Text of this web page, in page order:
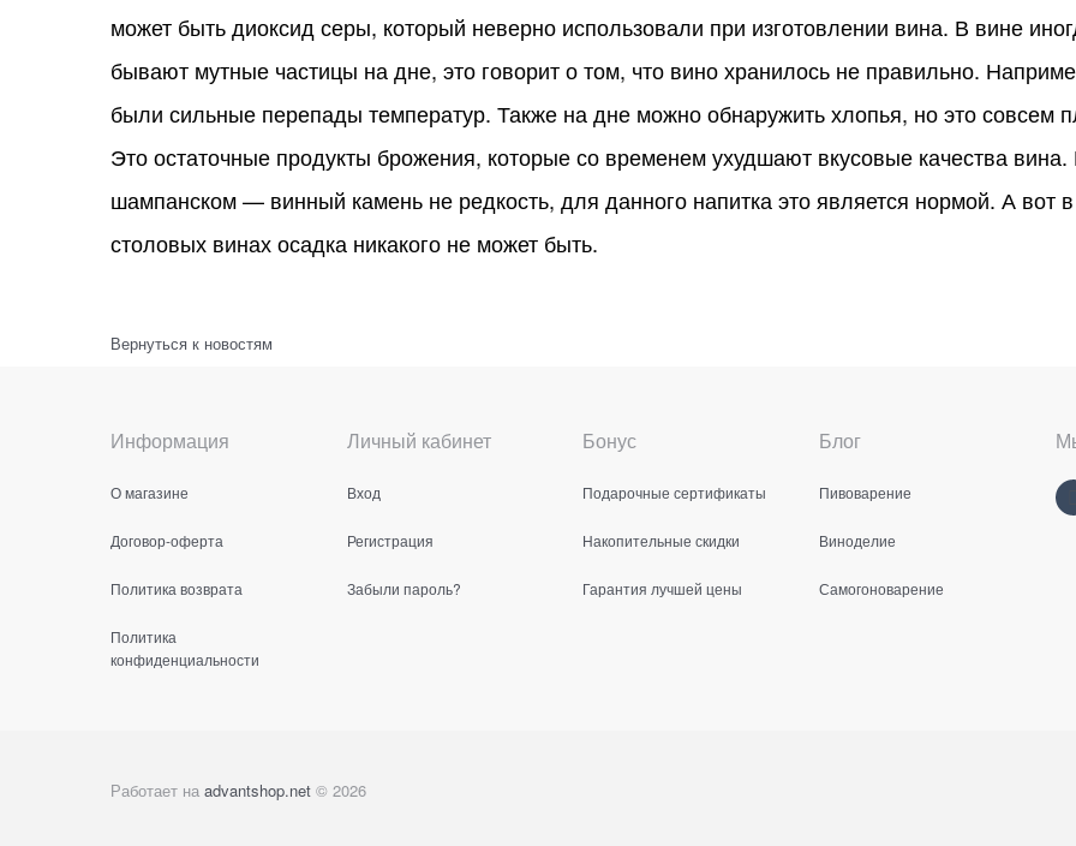
может быть диоксид серы, который неверно использовали при изготовлении вина. В вине
бывают мутные частицы на дне, это говорит о том, что вино хранилось не правильно.
были сильные перепады температур. Также на дне можно обнаружить хлопья, но это совсем
Это остаточные продукты брожения, которые со временем ухудшают вкусовые качества вина.
шампанском — винный камень не редкость, для данного напитка это является нормой. А вот в
столовых винах осадка никакого не может быть.
Вернуться к новостям
Информация
О магазине
Договор-оферта
Политика возврата
Политика
конфиденциальности
Личный кабинет
Вход
Регистрация
Забыли пароль?
Бонус
Подарочные сертификаты
Накопительные скидки
Гарантия лучшей цены
Блог
Пивоварение
Виноделие
Самогоноварение
Работает на advantshop.net © 2026